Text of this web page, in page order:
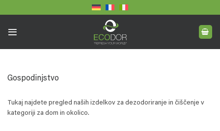
na
Gospodinjstvo
Tukaj najdete pregled naših izdelkov za dezodoriranje in čiščenje v
kategoriji za dom in okolico.